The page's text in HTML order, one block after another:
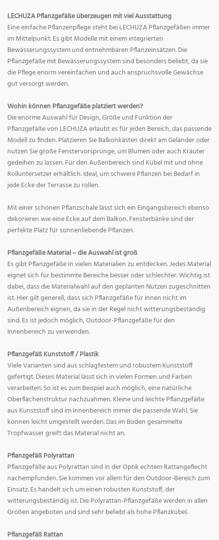
LECHUZA Pflanzgefäße überzeugen mit viel Ausstattung
Eine einfache Pflanzenpflege steht bei LECHUZA Pflanzgefäßen immer
im Mittelpunkt. Es gibt Modelle mit einem integrierten
Bewässerungssystem und entnehmbaren Pflanzeinsätzen. Die
Pflanzgefäße mit Bewässerungssystem sind besonders beliebt, da sie
die Pflege enorm vereinfachen und auch anspruchsvolle Gewächse
gut versorgt werden.
Wohin können Pflanzgefäße platziert werden?
Die enorme Auswahl für Design, Größe und Funktion der
Pflanzgefäße von LECHUZA erlaubt es für jeden Bereich, das passende
Modell zu finden. Platzieren Sie Balkonkästen direkt am Geländer oder
nutzen Sie große Fenstervorsprünge, um Blumen oder auch Kräuter
gedeihen zu lassen. Für den Außenbereich sind Kübel mit und ohne
Rolluntersetzer erhältlich. Ideal, um schwere Pflanzen bei Bedarf in
jede Ecke der Terrasse zu rollen.
Mit einer schönen Pflanzschale lässt sich ein Eingangsbereich ebenso
dekorieren wie eine Ecke auf dem Balkon. Fensterbänke sind der
perfekte Platz für sonnenliebende Pflanzen.
Pflanzgefäße Material – die Auswahl ist groß
Es gibt Pflanzgefäße in vielen Materialien zu entdecken. Jedes Material
eignet sich für bestimmte Bereiche besser oder schlechter. Wichtig ist
dabei, dass die Materialwahl auf den geplanten Nutzen zugeschnitten
ist. Hier gilt generell, dass sich Pflanzgefäße für innen nicht im
Außenbereich eignen, da sie in der Regel nicht witterungsbeständig
sind. Es ist jedoch möglich, Outdoor-Pflanzgefäße für den
Innenbereich zu verwenden.
Pflanzgefäß Kunststoff / Plastik
Viele Varianten sind aus schlagfestem und robustem Kunststoff
gefertigt. Dieses Material lässt sich in vielen Formen und Farben
verarbeiten. So ist es zum Beispiel auch möglich, eine natürliche
Oberflächenstruktur nachzuahmen. Kleine und leichte Pflanzgefäße
aus Kunststoff sind im Innenbereich immer die passende Wahl. Sie
können leicht umgestellt werden. Das im Boden gesammelte
Tropfwasser greift das Material nicht an.
Pflanzgefäß Polyrattan
Pflanzgefäße aus Polyrattan sind in der Optik echtem Rattangeflecht
nachempfunden. Sie kommen vor allem für den Outdoor-Bereich zum
Einsatz. Es handelt sich um einen robusten Kunststoff, der
witterungsbeständig ist. Die Polyrattan-Pflanzgefäße werden in allen
Größen angeboten und sind sehr beliebt als hohe Pflanzkübel.
Pflanzgefäß Rattan